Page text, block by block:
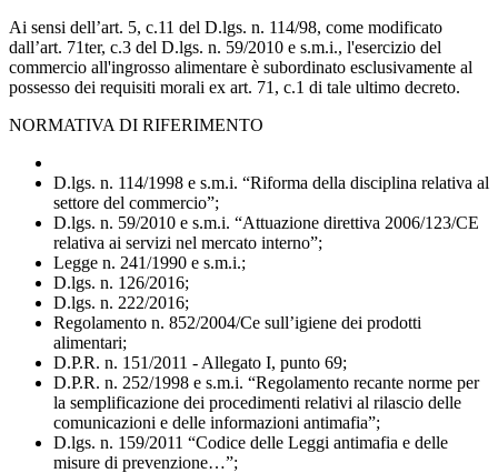
Ai sensi dell’art. 5, c.11 del D.lgs. n. 114/98, come modificato
dall’art. 71ter, c.3 del D.lgs. n. 59/2010 e s.m.i., l'esercizio del
commercio all'ingrosso alimentare è subordinato esclusivamente al
possesso dei requisiti morali ex art. 71, c.1 di tale ultimo decreto.
NORMATIVA DI RIFERIMENTO
D.lgs. n. 114/1998 e s.m.i. “Riforma della disciplina relativa al
settore del commercio”;
D.lgs. n. 59/2010 e s.m.i. “Attuazione direttiva 2006/123/CE
relativa ai servizi nel mercato interno”;
Legge n. 241/1990 e s.m.i.;
D.lgs. n. 126/2016;
D.lgs. n. 222/2016;
Regolamento n. 852/2004/Ce sull’igiene dei prodotti
alimentari;
D.P.R. n. 151/2011 - Allegato I, punto 69;
D.P.R. n. 252/1998 e s.m.i. “Regolamento recante norme per
la semplificazione dei procedimenti relativi al rilascio delle
comunicazioni e delle informazioni antimafia”;
D.lgs. n. 159/2011 “Codice delle Leggi antimafia e delle
misure di prevenzione…”;